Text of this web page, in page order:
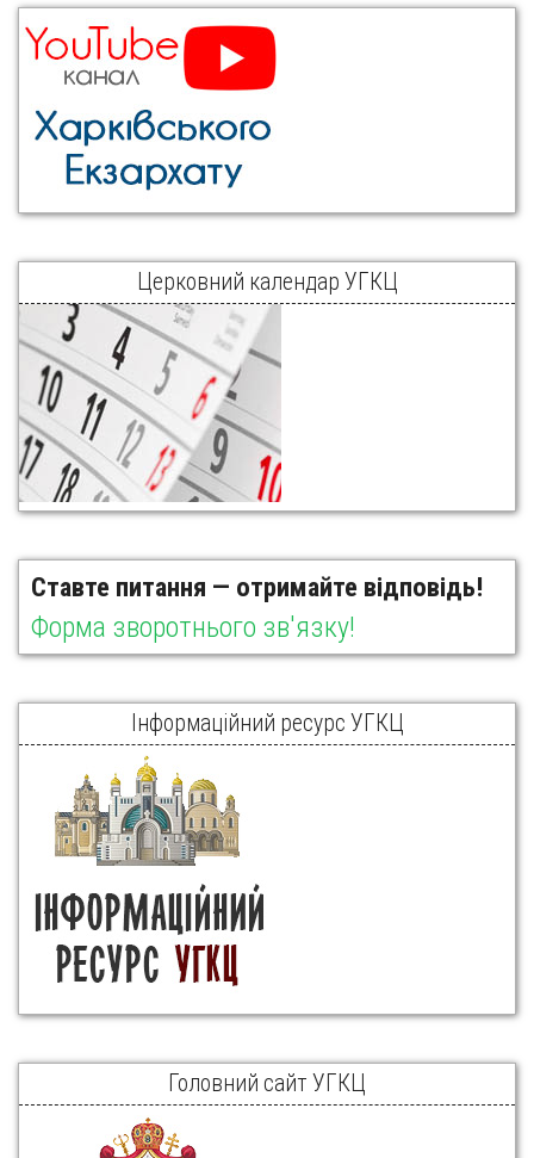
Церковний календар УГКЦ
Ставте питання — отримайте відповідь!
Форма зворотнього зв'язку!
Інформаційний ресурс УГКЦ
Головний сайт УГКЦ